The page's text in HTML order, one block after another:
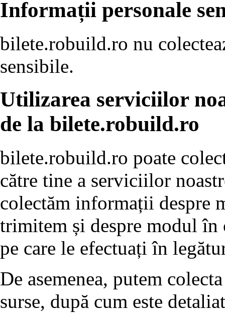
Informații personale
bilete.robuild.ro nu
sensibile.
Utilizarea serviciilor
de la bilete.robuild.ro
bilete.robuild.ro poate
către tine a serviciilor
colectăm informații despre
trimitem și despre modul în
pe care le efectuați în
De asemenea, putem
surse, după cum este